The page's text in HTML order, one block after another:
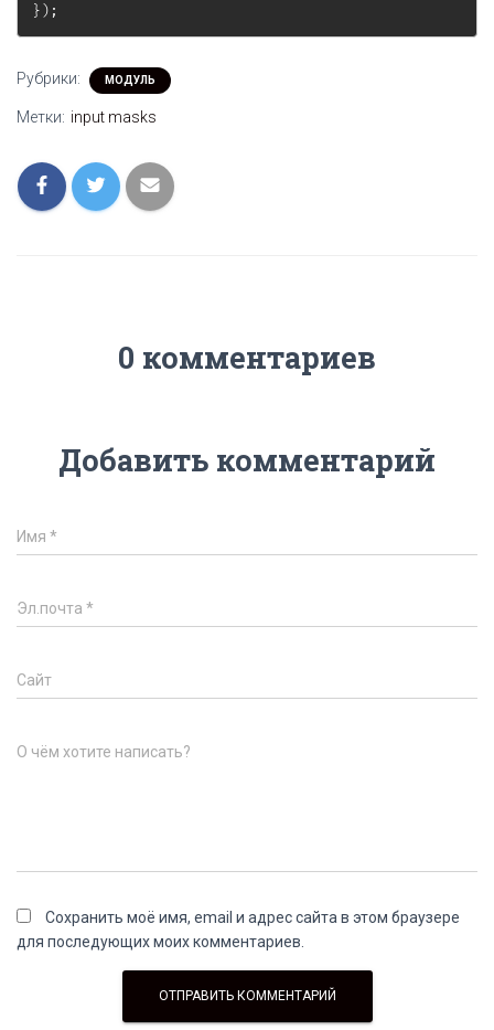
} ) ;
Рубрики: МОДУЛЬ
Метки: input masks
0 комментариев
Добавить комментарий
Имя *
Эл.почта *
Сайт
О чём хотите написать?
Сохранить моё имя, email и адрес сайта в этом браузере
для последующих моих комментариев.